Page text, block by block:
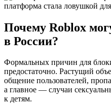
Почему Roblox
в России?
Формальных причин для
предостаточно. Растущий
общение пользователей,
а главное — случаи
к детям.